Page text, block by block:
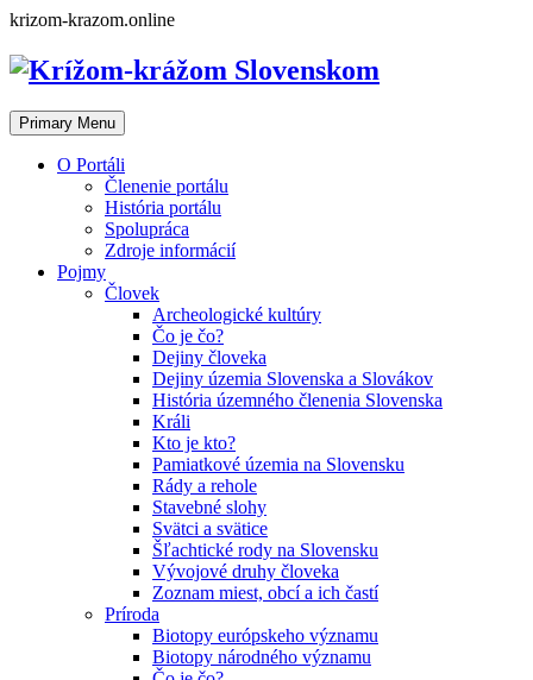
Skip
content
krizom-krazom.online
Primary Menu
O Portáli
Členenie portálu
História portálu
Spolupráca
Zdroje informácií
Pojmy
Človek
Archeologické kultúry
Čo je čo?
Dejiny človeka
Dejiny územia Slovenska a Slovákov
História územného členenia Slovenska
Králi
Kto je kto?
Pamiatkové územia na Slovensku
Rády a rehole
Stavebné slohy
Svätci a svätice
Šľachtické rody na Slovensku
Vývojové druhy človeka
Zoznam miest, obcí a ich častí
Príroda
Biotopy európskeho významu
Biotopy národného významu